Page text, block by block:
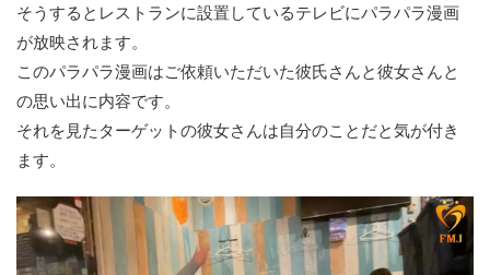
そうするとレストランに設置しているテレビにパラパラ漫画
が放映されます。
このパラパラ漫画はご依頼いただいた彼氏さんと彼女さんと
の思い出に内容です。
それを見たターゲットの彼女さんは自分のことだと気が付き
ます。